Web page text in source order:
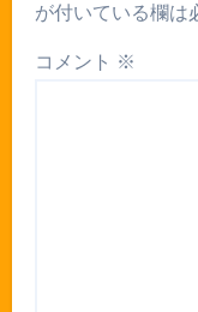
が付いている欄は
コメント ※